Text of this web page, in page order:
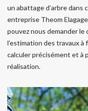
un abattage d’arbre
entreprise Theom
pouvez nous demander le
l’estimation des travaux
calculer précisément et à
réalisation.